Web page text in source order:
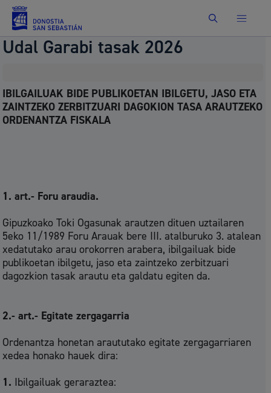
Bilatu
Udal Garabi tasak 2026
IBILGAILUAK BIDE PUBLIKOETAN IBILGETU, JASO ETA
ZAINTZEKO ZERBITZUARI DAGOKION TASA ARAUTZEKO
ORDENANTZA FISKALA
1. art.- Foru araudia.
Gipuzkoako Toki Ogasunak arautzen dituen uztailaren
5eko 11/1989 Foru Arauak bere III. atalburuko 3. atalean
xedatutako arau orokorren arabera, ibilgailuak bide
publikoetan ibilgetu, jaso eta zaintzeko zerbitzuari
dagozkion tasak arautu eta galdatu egiten da.
2.- art.- Egitate zergagarria
Ordenantza honetan araututako egitate zergagarriaren
xedea honako hauek dira:
1. Ibilgailuak geraraztea: